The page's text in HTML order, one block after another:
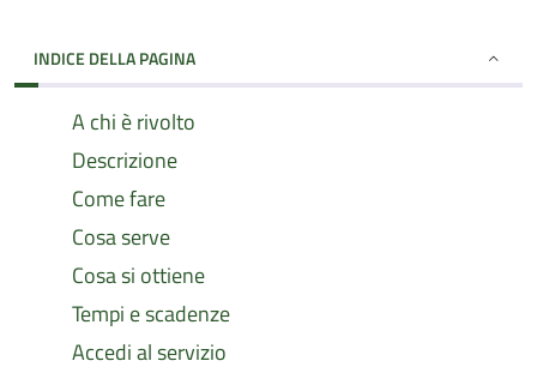
INDICE DELLA PAGINA
A chi è rivolto
Descrizione
Come fare
Cosa serve
Cosa si ottiene
Tempi e scadenze
Accedi al servizio